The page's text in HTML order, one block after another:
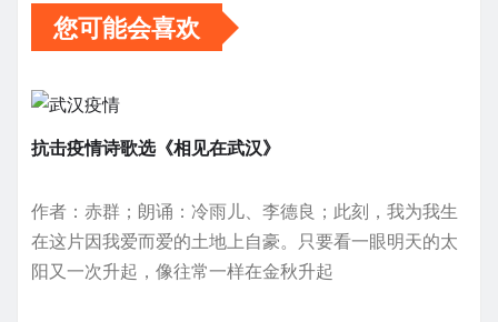
您可能会喜欢
抗击疫情诗歌选《相见在武汉》
作者：赤群；朗诵：冷雨儿、李德良；此刻，我为我生
在这片因我爱而爱的土地上自豪。只要看一眼明天的太
阳又一次升起，像往常一样在金秋升起